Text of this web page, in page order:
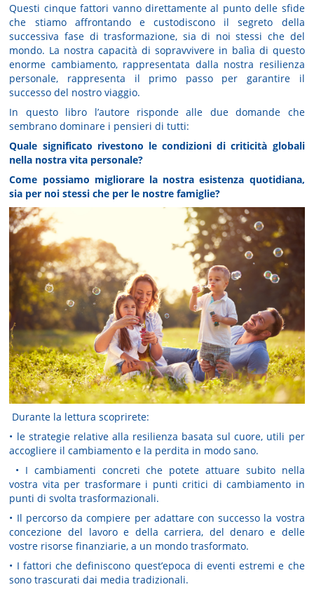
Questi cinque fattori vanno direttamente al punto delle sfide
che stiamo affrontando e custodiscono il segreto della
successiva fase di trasformazione, sia di noi stessi che del
mondo. La nostra capacità di sopravvivere in balìa di questo
enorme cambiamento, rappresentata dalla nostra resilienza
personale, rappresenta il primo passo per garantire il
successo del nostro viaggio.
In questo libro l’autore risponde alle due domande che
sembrano dominare i pensieri di tutti:
Quale significato rivestono le condizioni di criticità globali
nella nostra vita personale?
Come possiamo migliorare la nostra esistenza quotidiana,
sia per noi stessi che per le nostre famiglie?
Durante la lettura scoprirete:
• le strategie relative alla resilienza basata sul cuore, utili per
accogliere il cambiamento e la perdita in modo sano.
• I cambiamenti concreti che potete attuare subito nella
vostra vita per trasformare i punti critici di cambiamento in
punti di svolta trasformazionali.
• Il percorso da compiere per adattare con successo la vostra
concezione del lavoro e della carriera, del denaro e delle
vostre risorse finanziarie, a un mondo trasformato.
• I fattori che definiscono quest’epoca di eventi estremi e che
sono trascurati dai media tradizionali.